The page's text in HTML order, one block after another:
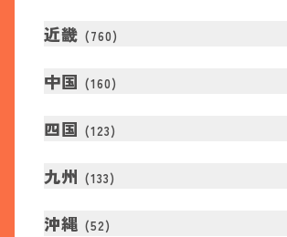
近畿 (760)
中国 (160)
四国 (123)
九州 (133)
沖縄 (52)